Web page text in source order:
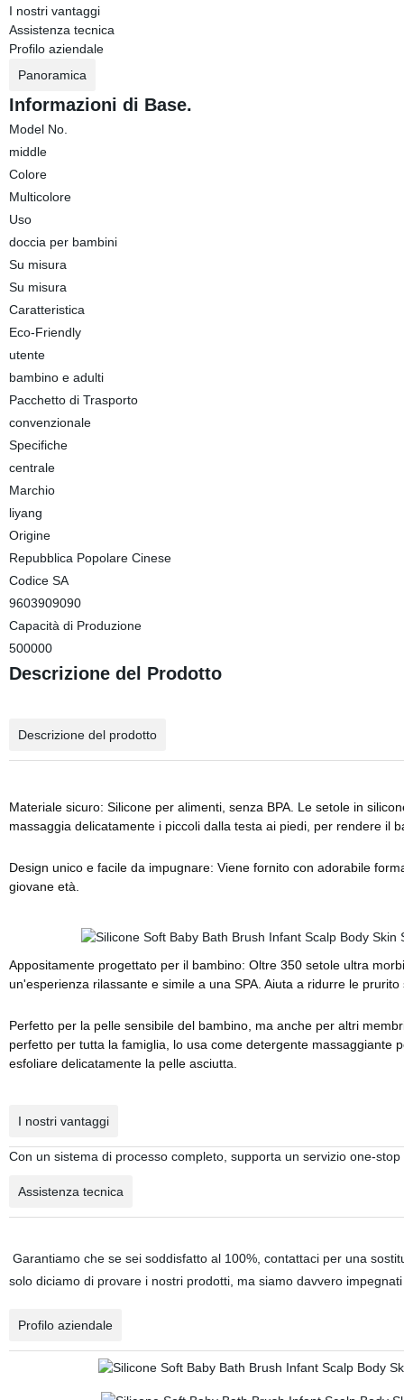
I nostri vantaggi
Assistenza tecnica
Profilo aziendale
Panoramica
Informazioni di Base.
Model No.
middle
Colore
Multicolore
Uso
doccia per bambini
Su misura
Su misura
Caratteristica
Eco-Friendly
utente
bambino e adulti
Pacchetto di Trasporto
convenzionale
Specifiche
centrale
Marchio
liyang
Origine
Repubblica Popolare Cinese
Codice SA
9603909090
Capacità di Produzione
500000
Descrizione del Prodotto
Descrizione del prodotto
Materiale sicuro: Silicone per alimenti, senza BPA. Le setole in
massaggia delicatamente i piccoli dalla testa ai piedi, per rendere il
Design unico e facile da impugnare: Viene fornito con adorabile
giovane età.
Appositamente progettato per il bambino: Oltre 350 setole ultra
un'esperienza rilassante e simile a una SPA. Aiuta a ridurre le
Perfetto per la pelle sensibile del bambino, ma anche per altri
perfetto per tutta la famiglia, lo usa come detergente massaggiante
esfoliare delicatamente la pelle asciutta.
I nostri vantaggi
Con un sistema di processo completo, supporta un servizio one-
Assistenza tecnica
Garantiamo che se sei soddisfatto al 100%, contattaci per una
solo diciamo di provare i nostri prodotti, ma siamo davvero
Profilo aziendale